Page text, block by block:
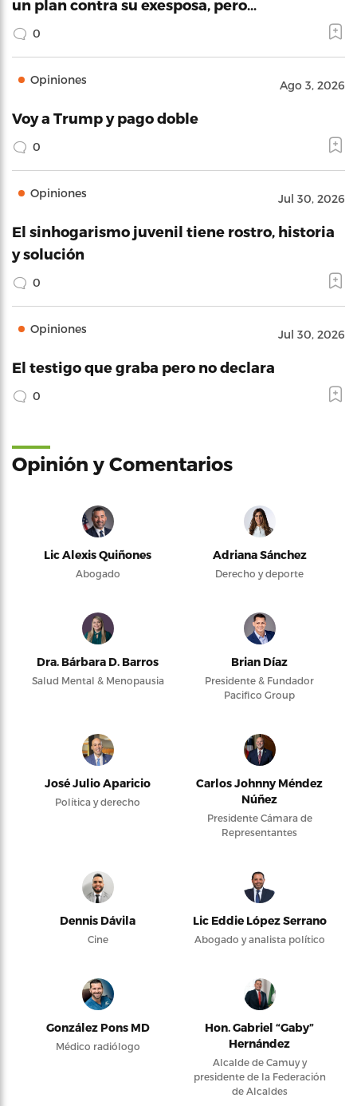
un plan contra su exesposa, pero…
0
Opiniones Ago 3, 2026
Voy a Trump y pago doble
0
Opiniones Jul 30, 2026
El sinhogarismo juvenil tiene rostro, historia
y solución
0
Opiniones Jul 30, 2026
El testigo que graba pero no declara
0
Opinión y Comentarios
Lic Alexis Quiñones
Abogado
Adriana Sánchez
Derecho y deporte
Dra. Bárbara D. Barros
Salud Mental & Menopausia
Brian Díaz
Presidente & Fundador
Pacifico Group
José Julio Aparicio
Política y derecho
Carlos Johnny Méndez
Núñez
Presidente Cámara de
Representantes
Dennis Dávila
Cine
Lic Eddie López Serrano
Abogado y analista político
González Pons MD
Médico radiólogo
Hon. Gabriel “Gaby”
Hernández
Alcalde de Camuy y
presidente de la Federación
de Alcaldes